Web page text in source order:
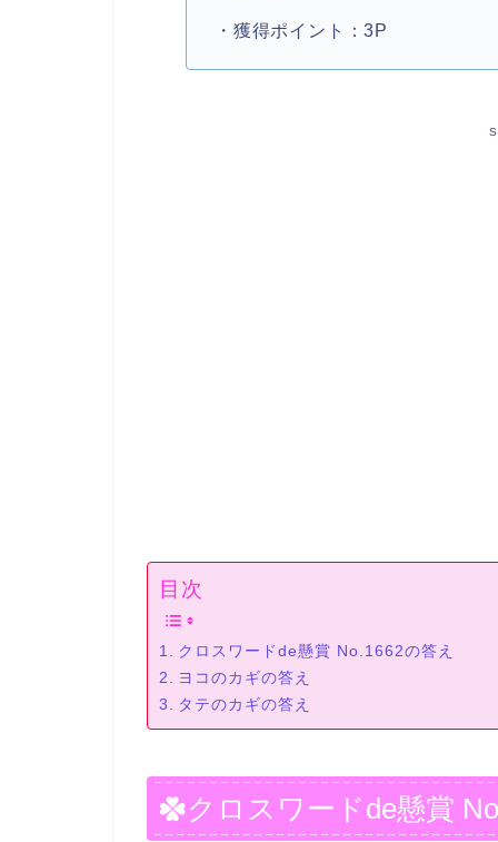
・獲得ポイント：3P
目次
クロスワードde懸賞 No.1662の答え
ヨコのカギの答え
タテのカギの答え
クロスワードde懸賞